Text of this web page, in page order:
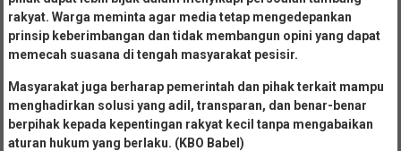
rakyat. Warga meminta agar media tetap mengedepankan
prinsip keberimbangan dan tidak membangun opini yang dapat
memecah suasana di tengah masyarakat pesisir.
Masyarakat juga berharap pemerintah dan pihak terkait mampu
menghadirkan solusi yang adil, transparan, dan benar-benar
berpihak kepada kepentingan rakyat kecil tanpa mengabaikan
aturan hukum yang berlaku. (KBO Babel)